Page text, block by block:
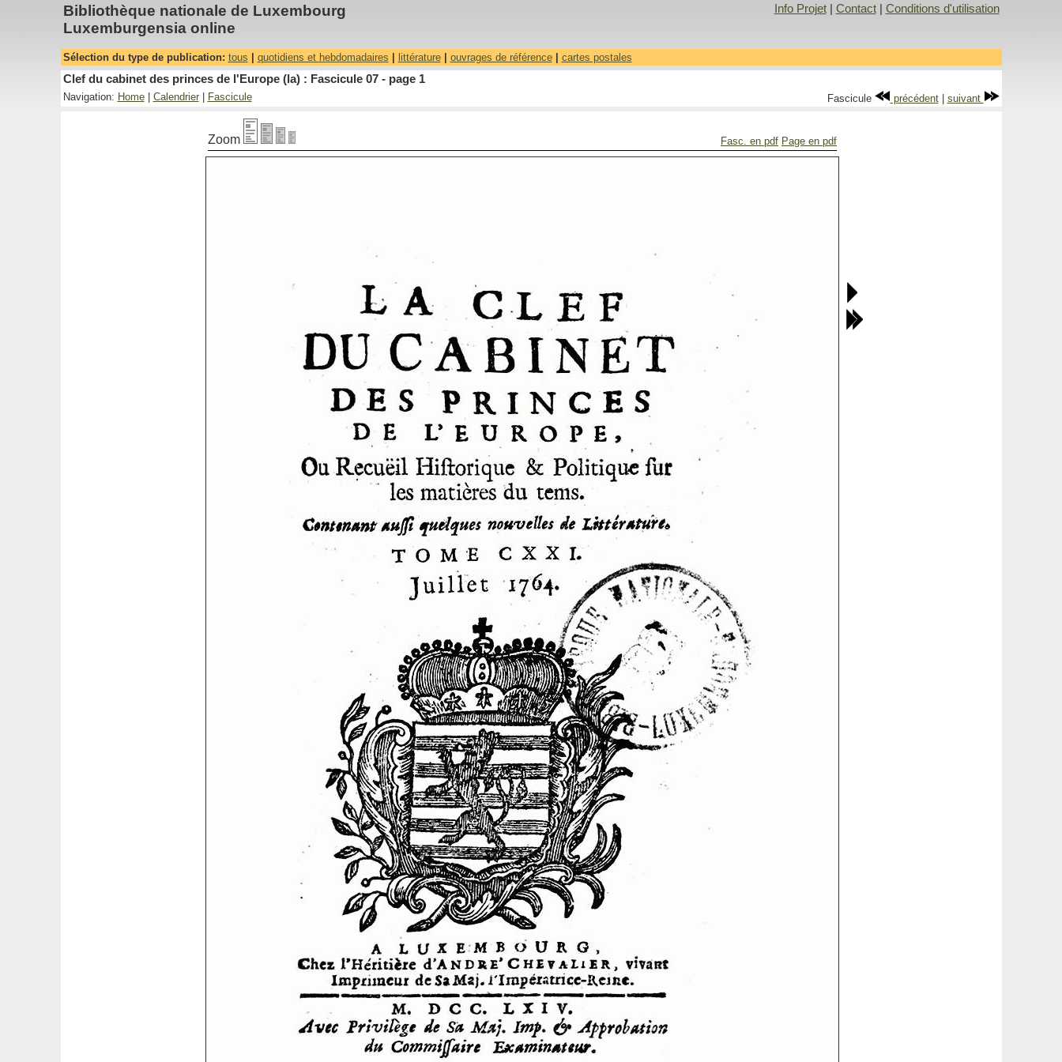
Bibliothèque nationale de Luxembourg
Luxemburgensia online
Info Projet| Contact| Conditions d'utilisation
Sélection du type de publication: tous quotidiens et hebdomadaires littérature| ouvrages de référence| cartes postales
Clef du cabinet des princes de l'Europe (la) : Fascicule 07 - page 1
Navigation: Home| Calendrier| Fascicule Fascicule précédent| suivant
Zoom Fasc. en pdf Page en pdf